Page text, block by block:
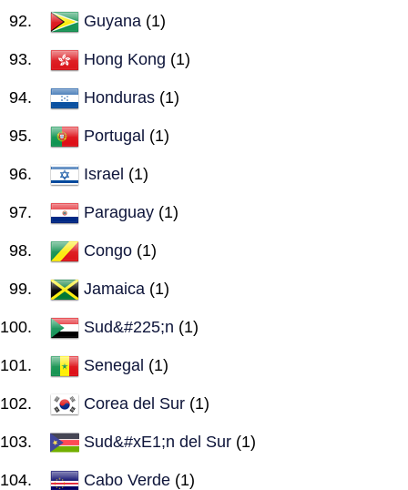
Guyana (1)
Hong Kong (1)
Honduras (1)
Portugal (1)
Israel (1)
Paraguay (1)
Congo (1)
Jamaica (1)
Sud&#225;n (1)
Senegal (1)
Corea del Sur (1)
Sud&#xE1;n del Sur (1)
Cabo Verde (1)